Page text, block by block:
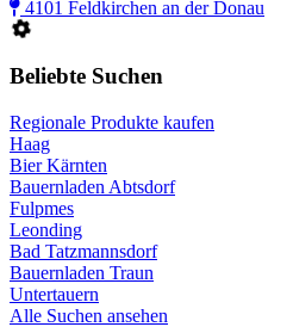
4101 Feldkirchen an der Donau
Beliebte Suchen
Regionale Produkte kaufen
Haag
Bier Kärnten
Bauernladen Abtsdorf
Fulpmes
Leonding
Bad Tatzmannsdorf
Bauernladen Traun
Untertauern
Alle Suchen ansehen